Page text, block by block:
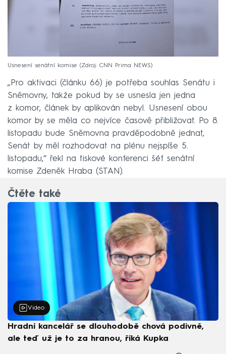
Usnesení senátní komise Zdroj: CNN Prima NEWS
„Pro aktivaci (článku 66) je potřeba souhlas Senátu i
Sněmovny, takže pokud by se usnesla jen jedna
z komor, článek by aplikován nebyl. Usnesení obou
komor by se měla co nejvíce časově přibližovat. Po 8.
listopadu bude Sněmovna pravděpodobně jednat,
Senát by měl rozhodovat na plénu nejspíše 5.
listopadu,“ řekl na tiskové konferenci šéf senátní
komise Zdeněk Hraba (STAN).
Čtěte také
Video
Hradní kancelář se dlouhodobě chová podivně,
ale teď už je to za hranou, říká Kupka